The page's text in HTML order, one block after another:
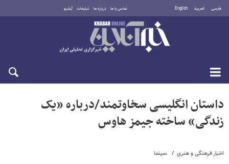
فارسی العربية English تماس با ما درباره ما تبلیغات آرشیو
جمعه ۱۶ مرداد ۱۴۰۵
اخبار فرهنگی و هنری سینما
داستان انگلیسی سخاوتمند/درباره «یک
زندگی» ساخته جیمز هاوس